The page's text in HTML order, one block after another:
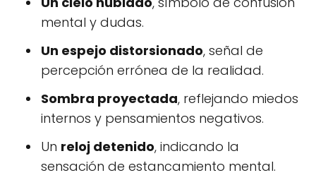
mental y dudas.
Un espejo distorsionado, señal de
percepción errónea de la realidad.
Sombra proyectada, reflejando miedos
internos y pensamientos negativos.
Un reloj detenido, indicando la
sensación de estancamiento mental.